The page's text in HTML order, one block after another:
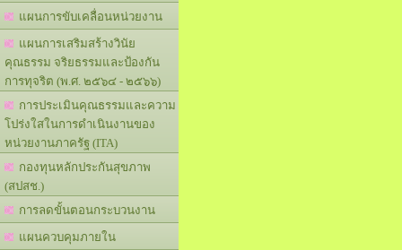
แผนการขับเคลื่อนหน่วยงาน
แผนการเสริมสร้างวินัย
คุณธรรม จริยธรรมและป้องกัน
การทุจริต (พ.ศ. ๒๕๖๔ - ๒๕๖๖)
การประเมินคุณธรรมและความ
โปร่งใสในการดำเนินงานของ
หน่วยงานภาครัฐ (ITA)
กองทุนหลักประกันสุขภาพ
(สปสช.)
การลดขั้นตอนกระบวนงาน
แผนควบคุมภายใน